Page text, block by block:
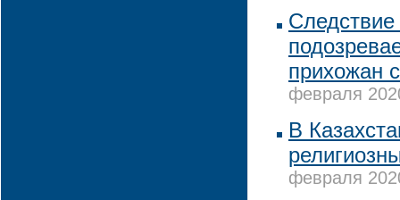
Следствие
прихожан
февраля
В
февраля